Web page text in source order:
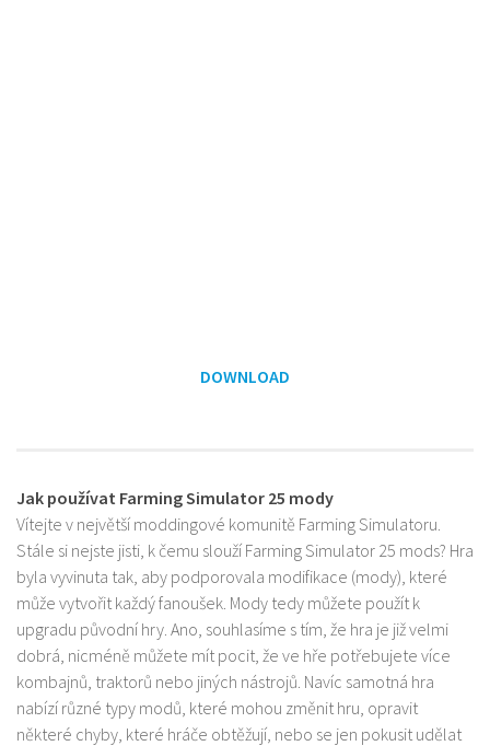
DOWNLOAD
Jak používat Farming Simulator 25 mody
Vítejte v největší moddingové komunitě Farming Simulatoru.
Stále si nejste jisti, k čemu slouží Farming Simulator 25 mods? Hra
byla vyvinuta tak, aby podporovala modifikace (mody), které
může vytvořit každý fanoušek. Mody tedy můžete použít k
upgradu původní hry. Ano, souhlasíme s tím, že hra je již velmi
dobrá, nicméně můžete mít pocit, že ve hře potřebujete více
kombajnů, traktorů nebo jiných nástrojů. Navíc samotná hra
nabízí různé typy modů, které mohou změnit hru, opravit
některé chyby, které hráče obtěžují, nebo se jen pokusit udělat